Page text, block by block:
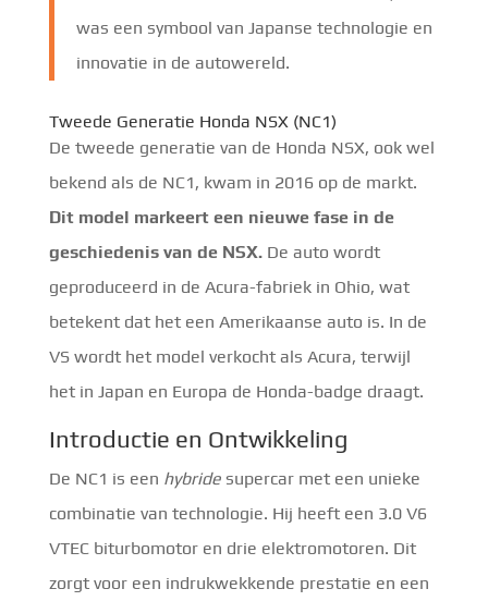
was een symbool van Japanse technologie en
innovatie in de autowereld.
Tweede Generatie Honda NSX (NC1)
De tweede generatie van de Honda NSX, ook wel
bekend als de NC1, kwam in 2016 op de markt.
Dit model markeert een nieuwe fase in de
geschiedenis van de NSX.De auto wordt
geproduceerd in de Acura-fabriek in Ohio, wat
betekent dat het een Amerikaanse auto is. In de
VS wordt het model verkocht als Acura, terwijl
het in Japan en Europa de Honda-badge draagt.
Introductie en Ontwikkeling
De NC1 is een hybridesupercar met een unieke
combinatie van technologie. Hij heeft een 3.0 V6
VTEC biturbomotor en drie elektromotoren. Dit
zorgt voor een indrukwekkende prestatie en een